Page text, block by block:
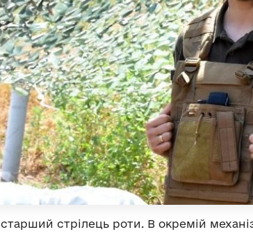
старший стрілець роти. В окремій